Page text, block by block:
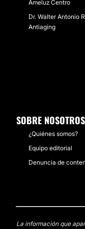
Ameluz Centro
Dr. Walter Antonio
Antiaging
SOBRE NOSOTROS
¿Quiénes somos?
Equipo editorial
Denuncia de
La información que